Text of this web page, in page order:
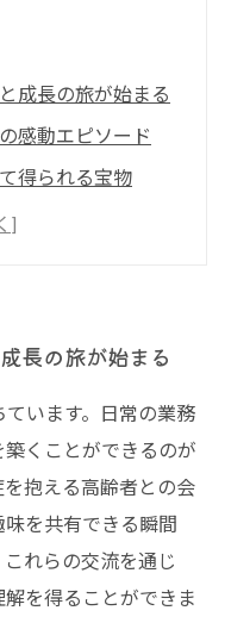
成長の旅が始まる
感動エピソード
得られる宝物
促す介護の試練
成長に満ちた世界
長の旅が始まる
います。日常の業務
くことができるのが
抱える高齢者との会
を共有できる瞬間
れらの交流を通じ
を得ることができま